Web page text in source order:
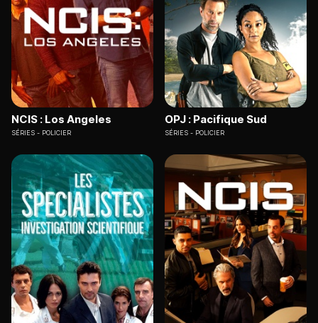
NCIS : Los Angeles
SÉRIES POLICIER
OPJ : Pacifique Sud
SÉRIES POLICIER